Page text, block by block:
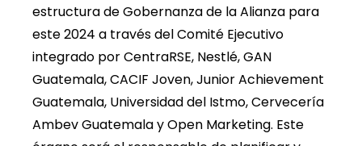
estructura de Gobernanza de la Alianza para
este 2024 a través del Comité Ejecutivo
integrado por CentraRSE, Nestlé, GAN
Guatemala, CACIF Joven, Junior Achievement
Guatemala, Universidad del Istmo, Cervecería
Ambev Guatemala y Open Marketing. Este